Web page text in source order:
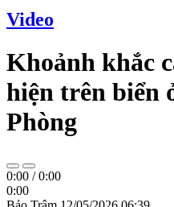
Video
Khoảnh khắc
hiện trên biển
Phòng
0:00 /0:00
0:00